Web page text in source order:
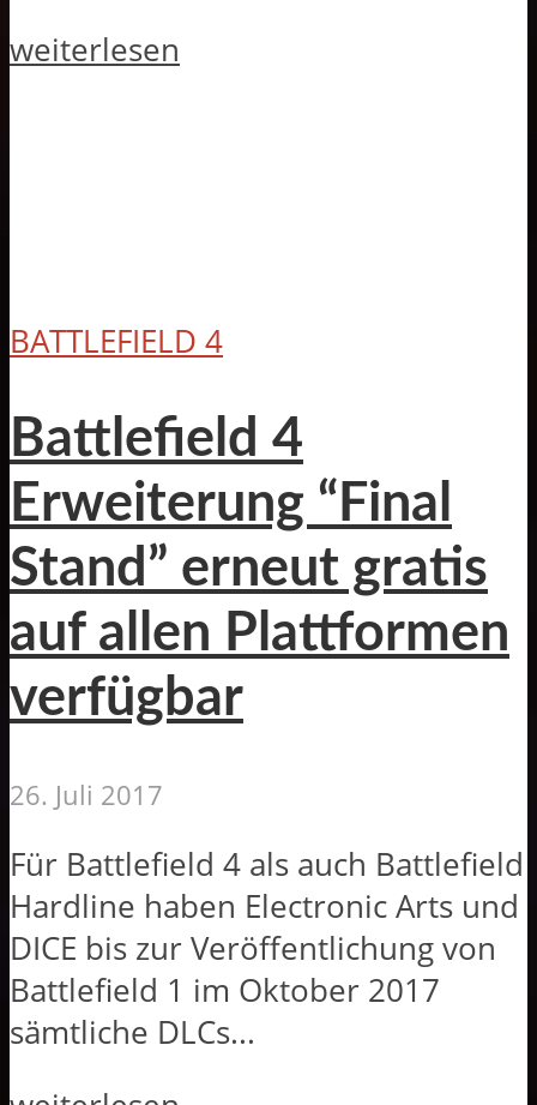
weiterlesen
BATTLEFIELD 4
Battlefield 4
Erweiterung “Final
Stand” erneut gratis
auf allen Plattformen
verfügbar
26. Juli 2017
Für Battlefield 4 als auch Battlefield
Hardline haben Electronic Arts und
DICE bis zur Veröffentlichung von
Battlefield 1 im Oktober 2017
sämtliche DLCs...